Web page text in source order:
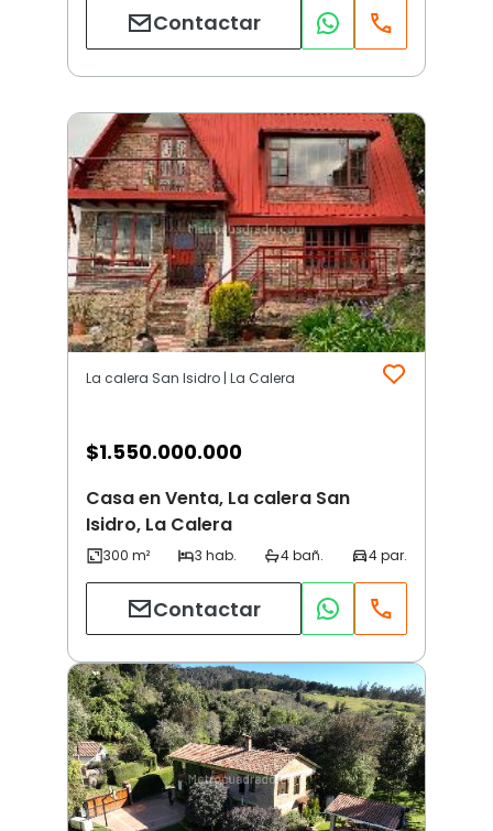
Contactar
La calera San Isidro | La Calera
$1.550.000.000
Casa en Venta, La calera San
Isidro, La Calera
Contactar